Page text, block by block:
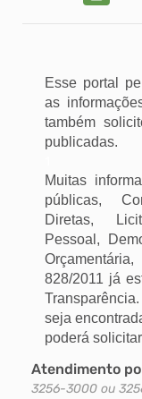
Esse portal
as
também
publicadas.
Muitas
públicas,
Diretas,
Pessoal,
828/2011 já
seja
poderá
Atendimento
3256-3000 ou